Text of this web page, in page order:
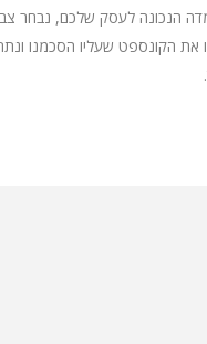
הנכונה לעסק שלכם, נבחר
את הקונספט שעליו הסכמנו